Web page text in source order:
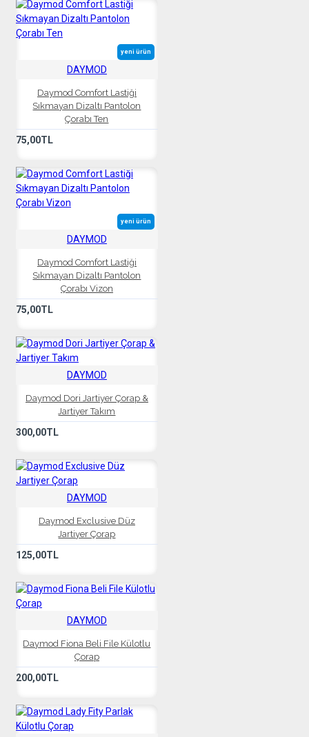
yeni ürün
DAYMOD
Daymod Comfort Lastiği
Sıkmayan Dizaltı Pantolon
Çorabı Ten
75,00TL
yeni ürün
DAYMOD
Daymod Comfort Lastiği
Sıkmayan Dizaltı Pantolon
Çorabı Vizon
75,00TL
DAYMOD
Daymod Dori Jartiyer Çorap &
Jartiyer Takım
300,00TL
DAYMOD
Daymod Exclusive Düz
Jartiyer Çorap
125,00TL
DAYMOD
Daymod Fiona Beli File Külotlu
Çorap
200,00TL